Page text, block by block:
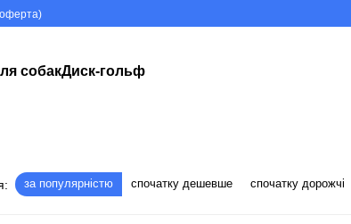
собакДиск-гольф
за популярністю спочатку дешевше спочатку дорожчі